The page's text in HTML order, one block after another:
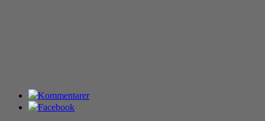
Kommentarer
Facebook